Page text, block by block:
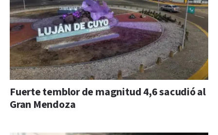
Fuerte temblor de magnitud 4,6 sacudió al
Gran Mendoza